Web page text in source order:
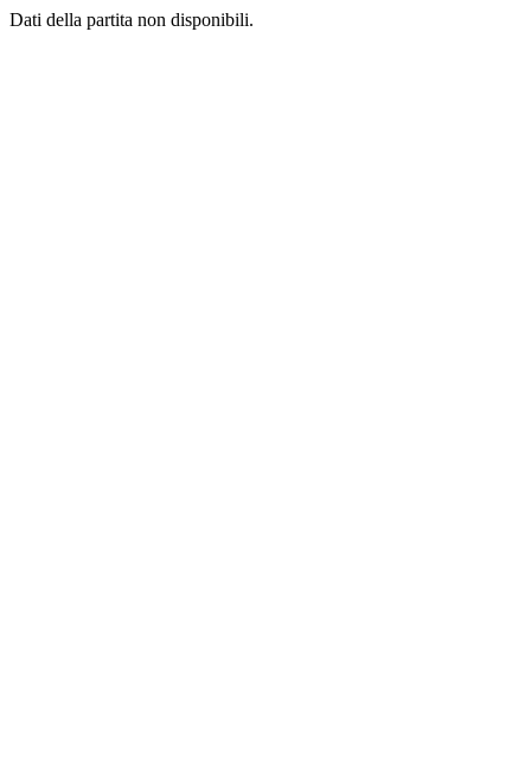
Dati della partita non disponibili.